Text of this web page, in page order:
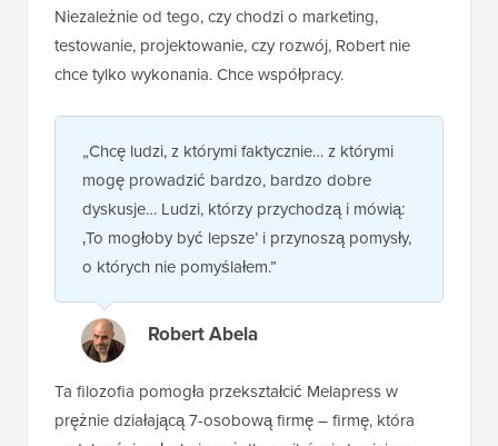
Niezależnie od tego, czy chodzi o marketing,
testowanie, projektowanie, czy rozwój, Robert nie
chce tylko wykonania. Chce współpracy.
„Chcę ludzi, z którymi faktycznie… z którymi
mogę prowadzić bardzo, bardzo dobre
dyskusje… Ludzi, którzy przychodzą i mówią:
‚To mogłoby być lepsze’ i przynoszą pomysły,
o których nie pomyślałem.”
Robert Abela
Ta filozofia pomogła przekształcić Melapress w
prężnie działającą 7-osobową firmę – firmę, która